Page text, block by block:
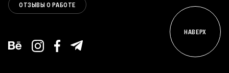
ОТЗЫВЫ О РАБОТЕ
НАВЕРХ